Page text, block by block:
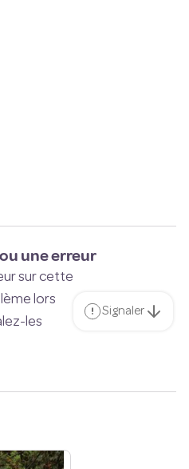
une erreur
sur cette
lors
les
Signaler